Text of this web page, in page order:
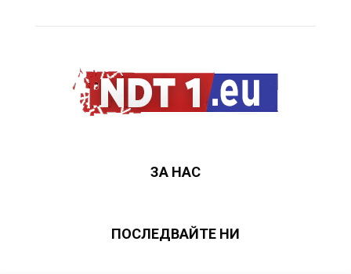
ЗА НАС
ПОСЛЕДВАЙТЕ НИ